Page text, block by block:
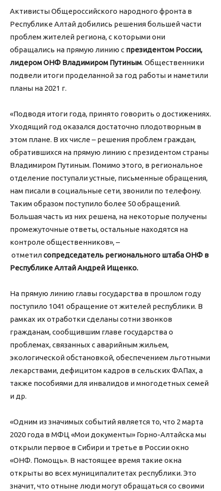
Активисты Общероссийского народного фронта в
Республике Алтай добились решения большей части
проблем жителей региона, с которыми они
обращались на прямую линию с президентом России,
лидером ОНФ Владимиром Путиным. Общественники
подвели итоги проделанной за год работы и наметили
планы на 2021 г.
«Подводя итоги года, принято говорить о достижениях.
Уходящий год оказался достаточно плодотворным в
этом плане. В их числе – решения проблем граждан,
обратившихся на прямую линию с президентом страны
Владимиром Путиным. Помимо этого, в региональное
отделение поступали устные, письменные обращения,
нам писали в социальные сети, звонили по телефону.
Таким образом поступило более 50 обращений.
Большая часть из них решена, на некоторые получены
промежуточные ответы, остальные находятся на
контроле общественников», –
отметилсопредседатель регионального штаба ОНФ в
Республике Алтай Андрей Ищенко.
На прямую линию главы государства в прошлом году
поступило 1041 обращение от жителей республики. В
рамках их отработки сделаны сотни звонков
гражданам, сообщившим главе государства о
проблемах, связанных с аварийным жильем,
экологической обстановкой, обеспечением льготными
лекарствами, дефицитом кадров в сельских ФАПах, а
также пособиями для инвалидов и многодетных семей
и др.
«Одним из значимых событий является то, что 2 марта
2020 года в МФЦ «Мои документы» Горно-Алтайска мы
открыли первое в Сибири и третье в России окно
«ОНФ. Помощь». В настоящее время такие окна
открыты во всех муниципалитетах республики. Это
значит, что отныне люди могут обращаться со своими